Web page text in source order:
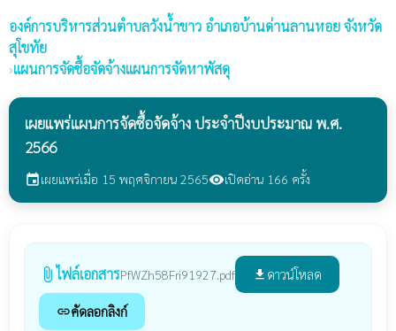
องค์การบริหารส่วนตำบลวังน้ำขาว อำเภอบ้านด่านลานหอย จังหวัด
สุโขทัย
›แผนการจัดซื้อจัดจ้างแผนการจัดหาพัสดุ
เผยแพร่แผนการจัดซื้อจัดจ้าง ประจำปีงบประมาณ พ.ศ.
2566
eventเผยแพร่เมื่อ 15 พฤศจิกายน 2565visibilityเปิดอ่าน 166 ครั้ง
attach_file ไฟล์เอกสารPfWZh58Fri91927.pdf file_download ดาวน์โหลด
linkคัดลอกลิงก์